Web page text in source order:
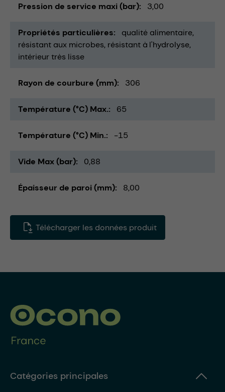
Pression de service maxi (bar) 3,00
Propriétés particulières
qualité alimentaire
résistant aux microbes résistant à l'hydrolyse
intérieur très lisse
Rayon de courbure (mm) 306
Température (°C) Max. 65
Température (°C) Min. -15
Vide Max (bar) 0,88
Épaisseur de paroi (mm) 8,00
Télécharger les données produit
Catégories principales